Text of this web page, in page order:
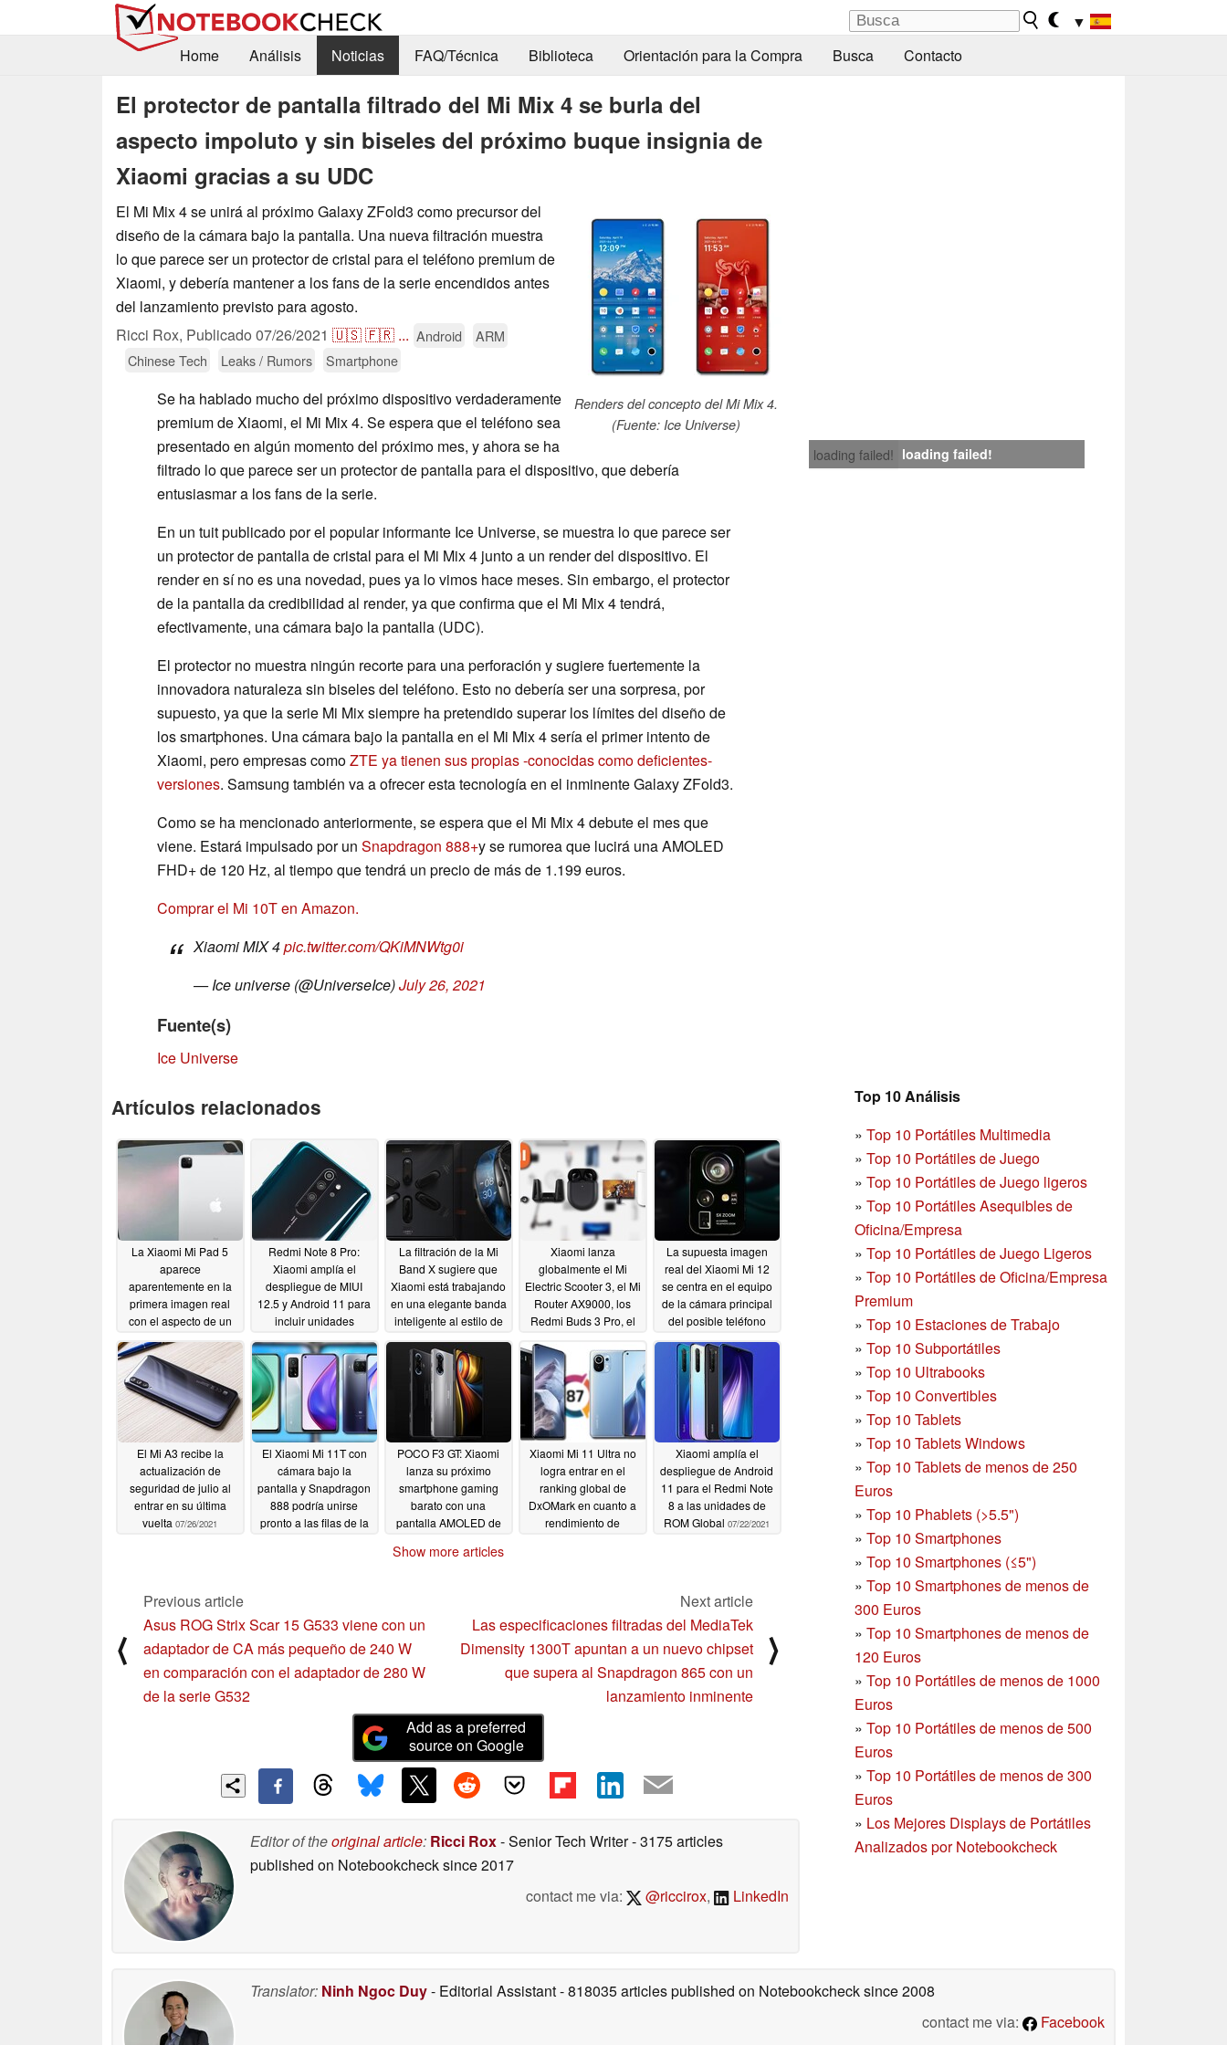
▼
Home
Análisis Noticias FAQ/Técnica Biblioteca Orientación para la Compra Busca Contacto
El protector de pantalla filtrado del Mi Mix 4 se burla del
aspecto impoluto y sin biseles del próximo buque insignia de
Xiaomi gracias a su UDC
Renders del concepto del Mi Mix 4.
(Fuente: Ice Universe)
El Mi Mix 4 se unirá al próximo Galaxy ZFold3 como precursor del
diseño de la cámara bajo la pantalla. Una nueva filtración muestra
lo que parece ser un protector de cristal para el teléfono premium de
Xiaomi, y debería mantener a los fans de la serie encendidos antes
del lanzamiento previsto para agosto.
Ricci Rox, Publicado 07/26/2021 🇺🇸🇫🇷 ... Android
ARM
Chinese Tech
Leaks / Rumors Smartphone
loading failed! loading failed!
Se ha hablado mucho del próximo dispositivo verdaderamente
premium de Xiaomi, el Mi Mix 4. Se espera que el teléfono sea
presentado en algún momento del próximo mes, y ahora se ha
filtrado lo que parece ser un protector de pantalla para el dispositivo, que debería
entusiasmar a los fans de la serie.
En un tuit publicado por el popular informante Ice Universe, se muestra lo que parece ser
un protector de pantalla de cristal para el Mi Mix 4 junto a un render del dispositivo. El
render en sí no es una novedad, pues ya lo vimos hace meses. Sin embargo, el protector
de la pantalla da credibilidad al render, ya que confirma que el Mi Mix 4 tendrá,
efectivamente, una cámara bajo la pantalla (UDC).
El protector no muestra ningún recorte para una perforación y sugiere fuertemente la
innovadora naturaleza sin biseles del teléfono. Esto no debería ser una sorpresa, por
supuesto, ya que la serie Mi Mix siempre ha pretendido superar los límites del diseño de
los smartphones. Una cámara bajo la pantalla en el Mi Mix 4 sería el primer intento de
Xiaomi, pero empresas comoZTE ya tienen sus propias -conocidas como deficientes-
versiones. Samsung también va a ofrecer esta tecnología en el inminente Galaxy ZFold3.
Como se ha mencionado anteriormente, se espera que el Mi Mix 4 debute el mes que
viene. Estará impulsado por un Snapdragon 888+y se rumorea que lucirá una AMOLED
FHD+ de 120 Hz, al tiempo que tendrá un precio de más de 1.199 euros.
Comprar el Mi 10T en Amazon.
Xiaomi MIX 4pic.twitter.com/QKiMNWtg0i
— Ice universe (@UniverseIce)July 26, 2021
Fuente(s)
Ice Universe
Top 10 Análisis
» Top 10 Portátiles Multimedia
» Top 10 Portátiles de Juego
» Top 10 Portátiles de Juego ligeros
» Top 10 Portátiles Asequibles de
Oficina/Empresa
» Top 10 Portátiles de Juego Ligeros
» Top 10 Portátiles de Oficina/Empresa
Premium
» Top 10 Estaciones de Trabajo
» Top 10 Subportátiles
» Top 10 Ultrabooks
» Top 10 Convertibles
» Top 10 Tablets
» Top 10 Tablets Windows
» Top 10 Tablets de menos de 250
Euros
» Top 10 Phablets (>5.5")
» Top 10 Smartphones
» Top 10 Smartphones (≤5")
» Top 10 Smartphones de menos de
300 Euros
» Top 10 Smartphonesde menos de
120 Euros
» Top 10 Portátiles de menos de 1000
Euros
» Top 10 Portátiles de menos de 500
Euros
» Top 10 Portátiles de menos de 300
Euros
» Los Mejores Displays de Portátiles
Analizados por Notebookcheck
Artículos relacionados
La Xiaomi Mi Pad 5
aparece
aparentemente en la
primera imagen real
con el aspecto de un
Pro con cámara Mi 11
07/28/2021
Redmi Note 8 Pro:
Xiaomi amplía el
despliegue de MIUI
12.5 y Android 11 para
incluir unidades
07/28/2021
La filtración de la Mi
Band X sugiere que
Xiaomi está trabajando
en una elegante banda
inteligente al estilo de
07/28/2021
Xiaomi lanza
globalmente el Mi
Electric Scooter 3, el Mi
Router AX9000, los
Redmi Buds 3 Pro, el
27 y la Mi Smart Air
Fryer 3.5L07/27/2021
La supuesta imagen
real del Xiaomi Mi 12
se centra en el equipo
de la cámara principal
del posible teléfono
07/27/2021
El Mi A3 recibe la
actualización de
seguridad de julio al
entrar en su última
vuelta 07/26/2021
El Xiaomi Mi 11T con
cámara bajo la
pantalla y Snapdragon
888 podría unirse
pronto a las filas de la
POCO F3 GT: Xiaomi
lanza su próximo
smartphone gaming
barato con una
pantalla AMOLED de
maglev07/24/2021
Xiaomi Mi 11 Ultra no
logra entrar en el
ranking global de
DxOMark en cuanto a
rendimiento de
Xiaomi amplía el
despliegue de Android
11 para el Redmi Note
8 a las unidades de
ROM Global 07/22/2021
Show more articles
⟨
Previous article
Asus ROG Strix Scar 15 G533 viene con un
adaptador de CA más pequeño de 240 W
en comparación con el adaptador de 280 W
de la serie G532
Next article
Las especificaciones filtradas del MediaTek
Dimensity 1300T apuntan a un nuevo chipset
que supera al Snapdragon 865 con un
lanzamiento inminente
⟩
Add as a preferred
source on Google
Editor of theoriginal article: Ricci Rox- Senior Tech Writer- 3175 articles
published on Notebookchecksince 2017
contact me via:
@riccirox, LinkedIn
Translator: Ninh Ngoc Duy- Editorial Assistant- 818035 articles published on Notebookchecksince 2008
contact me via:
Facebook